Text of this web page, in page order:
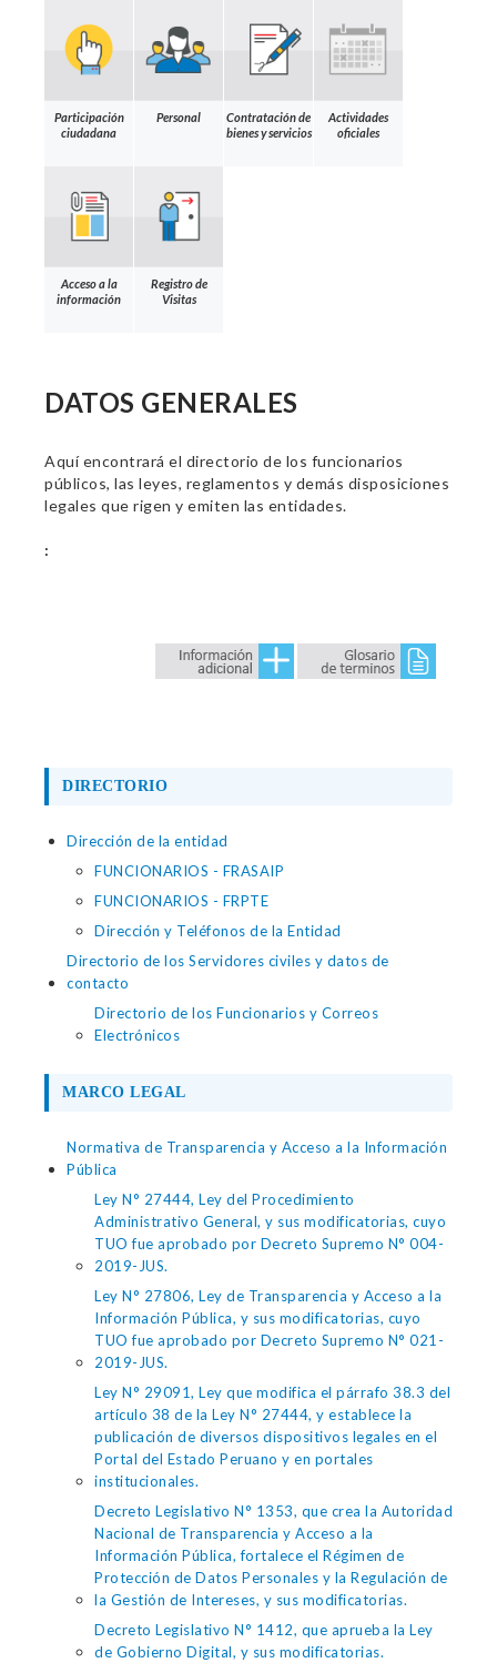
Participación
ciudadana
Personal
Contratación de
bienes y servicios
Actividades
oficiales
Acceso a la
información
Registro de
Visitas
DATOS GENERALES
Aquí encontrará el directorio de los funcionarios
públicos, las leyes, reglamentos y demás disposiciones
legales que rigen y emiten las entidades.
:
DIRECTORIO
Dirección de la entidad
FUNCIONARIOS - FRASAIP
FUNCIONARIOS - FRPTE
Dirección y Teléfonos de la Entidad
Directorio de los Servidores civiles y datos de
contacto
Directorio de los Funcionarios y Correos
Electrónicos
MARCO LEGAL
Normativa de Transparencia y Acceso a la Información
Pública
Ley N° 27444, Ley del Procedimiento
Administrativo General, y sus modificatorias, cuyo
TUO fue aprobado por Decreto Supremo N° 004-
2019-JUS.
Ley N° 27806, Ley de Transparencia y Acceso a la
Información Pública, y sus modificatorias, cuyo
TUO fue aprobado por Decreto Supremo N° 021-
2019-JUS.
Ley N° 29091, Ley que modifica el párrafo 38.3 del
artículo 38 de la Ley N° 27444, y establece la
publicación de diversos dispositivos legales en el
Portal del Estado Peruano y en portales
institucionales.
Decreto Legislativo N° 1353, que crea la Autoridad
Nacional de Transparencia y Acceso a la
Información Pública, fortalece el Régimen de
Protección de Datos Personales y la Regulación de
la Gestión de Intereses, y sus modificatorias.
Decreto Legislativo N° 1412, que aprueba la Ley
de Gobierno Digital, y sus modificatorias.